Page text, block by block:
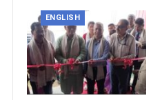
ENGLISH